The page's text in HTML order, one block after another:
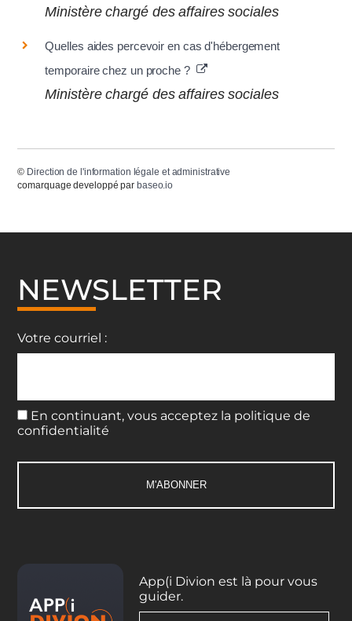
Ministère chargé des affaires sociales
Quelles aides percevoir en cas d'hébergement
temporaire chez un proche ?
Ministère chargé des affaires sociales
© Direction de l'information légale et administrative
comarquage developpé par baseo.io
NEWSLETTER
Votre courriel :
En continuant, vous acceptez la politique de
confidentialité
App(i Divion est là pour vous
guider.